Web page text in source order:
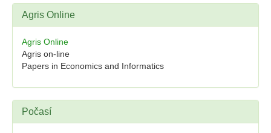
Agris Online
Agris Online
Agris on-line
Papers in Economics and Informatics
Počasí